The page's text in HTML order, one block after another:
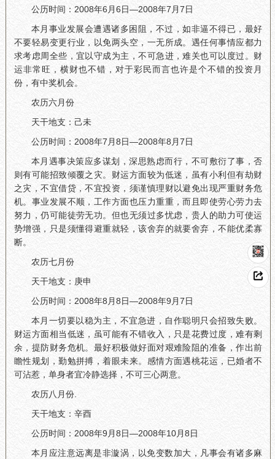
公历时间：2008年6月6日—2008年7月7日
本月事业发展会遭遇诸多困阻，不过，如非逼不得已，最好
不要轻易变更行业，以免两头空，一无所成。遇任何事情应都力
求考虑周全些，宜以守成为主，不可急进，难关也可以度过。财
运非常旺，横财也不错，对于彩民而言也许是个不错的投资月
份，有中奖机会。
农历六月份
天干地支：己未
公历时间：2008年7月8日—2008年8月7日
本月遇事决策应多谋划，深思熟虑而行，不可敷衍了事，否
则有可能招致倾覆之灾。财运方面较为低迷，虽有小利但有劫财
之灾，不宜借贷，不宜投资，须谨慎理财以避免出现严重财务危
机。事业发展不顺，工作方面也压力重重，而且即使劳心劳力去
努力，仍可能徒劳无功。但也无须过多忧虑，贵人的助力可使运
势增强，只是须懂得避重就轻，该舍弃的就要舍弃，不能优柔寡
断。
农历七月份
天干地支：庚申
公历时间：2008年8月8日—2008年9月7日
本月一切要以稳为主，不宜急进，自作聪明只会招致失败。
财运方面相当低迷，虽可能有不错收入，只是花费过度，难有剩
余，提防财务危机。最好积极做好面对艰难险阻的准备，作出前
瞻性规划，勤勉拼搏，着眼未来。感情方面遇桃花运，已婚者不
可沾惹，单身者宜冷静选择，不可三心两意。
农历八月份.
天干地支：辛酉
公历时间：2008年9月8日—2008年10月8日
本月应注意远离是非漩涡，以免变数加大，凡事会有诸多麻